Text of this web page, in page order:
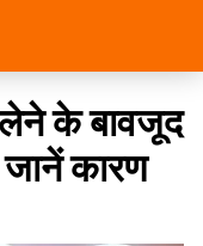
के बावजूद
कारण